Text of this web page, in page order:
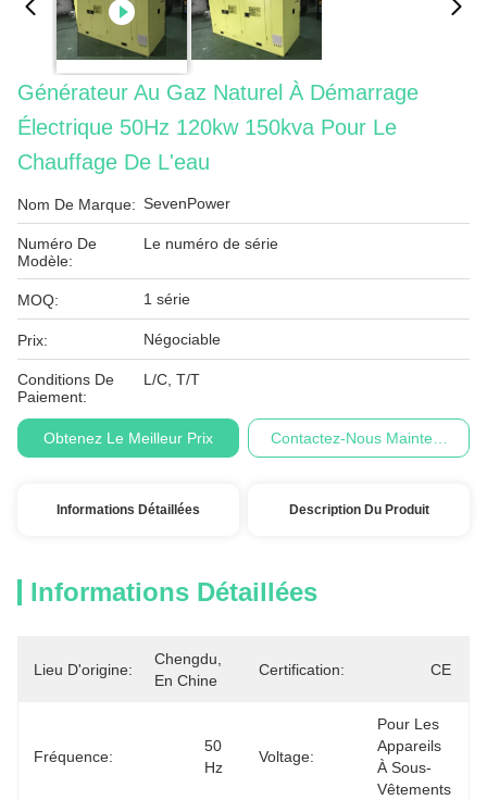
Générateur Au Gaz Naturel À Démarrage
Électrique 50Hz 120kw 150kva Pour Le
Chauffage De L'eau
Nom De Marque: SevenPower
Numéro De
Modèle:
Le numéro de série
MOQ: 1 série
Prix: Négociable
Conditions De
Paiement:
L/C, T/T
Obtenez Le Meilleur Prix Contactez-Nous Maintenant
Informations Détaillées Description Du Produit
Informations Détaillées
Lieu D'origine:
Chengdu,
En Chine
Certification: CE
Fréquence:
50
Hz
Voltage:
Pour Les
Appareils
À Sous-
Vêtements